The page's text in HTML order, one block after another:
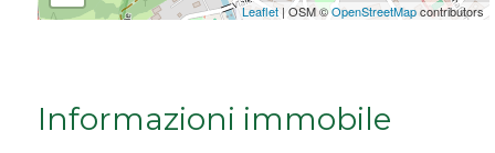
Leaflet| OSM ©OpenStreetMapcontributors
Informazioni immobile
Totale